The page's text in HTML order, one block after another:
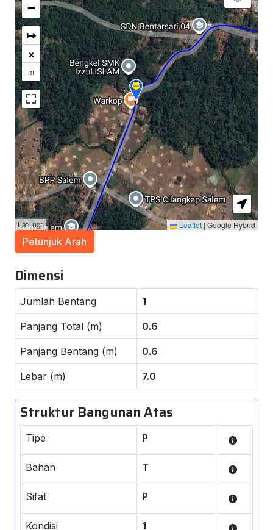
−
↦
×
m
LatLng: Leaflet | Google Hybrid
Petunjuk Arah
Dimensi
Jumlah Bentang 1
Panjang Total (m) 0.6
Panjang Bentang (m) 0.6
Lebar (m) 7.0
Struktur Bangunan Atas
Tipe P
Bahan T
Sifat P
Kondisi 1